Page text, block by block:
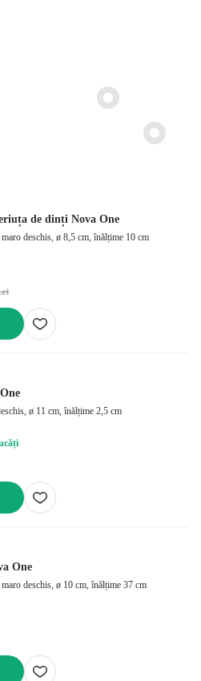
de dinți Nova One
deschis, ø 8,5 cm, înălțime 10 cm
ø 11 cm, înălțime 2,5 cm
One
deschis, ø 10 cm, înălțime 37 cm